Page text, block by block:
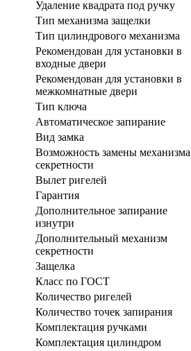
Удаление квадрата под ручку
Тип механизма защелки
Тип цилиндрового механизма
Рекомендован для установки в
входные двери
Рекомендован для установки в
межкомнатные двери
Тип ключа
Автоматическое запирание
Вид замка
Возможность замены механизма
секретности
Вылет ригелей
Гарантия
Дополнительное запирание
изнутри
Дополнительный механизм
секретности
Защелка
Класс по ГОСТ
Количество ригелей
Количество точек запирания
Комплектация ручками
Комплектация цилиндром